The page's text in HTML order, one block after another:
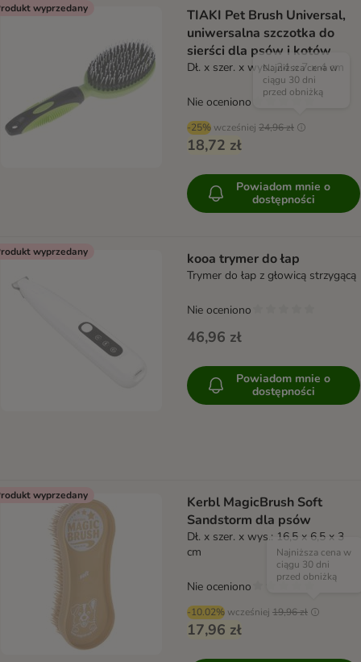
wyprzedany
TIAKI Pet Brush Universal,
uniwersalna szczotka do
sierści dla psów i kotów
Dł. x szer. x wys.: 24 x 7 x 4 cm
-25% wcześniej 24,96 zł
Najniższa cena w
ciągu 30 dni
przed obniżką
18,72 zł
Nie oceniono
Powiadom mnie o
dostępności
wyprzedany kooa trymer do łap
Trymer do łap z głowicą strzygącą
46,96 zł
Nie oceniono
Powiadom mnie o
dostępności
wyprzedany
Kerbl MagicBrush Soft
Sandstorm dla psów
Dł. x szer. x wys.: 16,5 x 6,5 x 3
cm
-10.02% wcześniej 19,96 zł
Najniższa cena w
ciągu 30 dni
przed obniżką
17,96 zł
Nie oceniono